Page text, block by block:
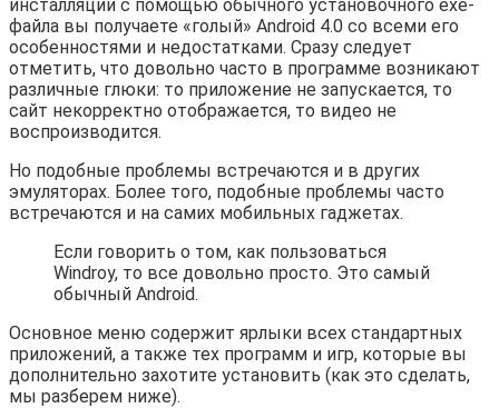
инсталляции с помощью обычного установочного exe-
файла вы получаете «голый» Android 4.0 со всеми его
особенностями и недостатками. Сразу следует
отметить, что довольно часто в программе возникают
различные глюки: то приложение не запускается, то
сайт некорректно отображается, то видео не
воспроизводится.
Но подобные проблемы встречаются и в других
эмуляторах. Более того, подобные проблемы часто
встречаются и на самих мобильных гаджетах.
Если говорить о том, как пользоваться
Windroy, то все довольно просто. Это самый
обычный Android.
Основное меню содержит ярлыки всех стандартных
приложений, а также тех программ и игр, которые вы
дополнительно захотите установить (как это сделать,
мы разберем ниже).